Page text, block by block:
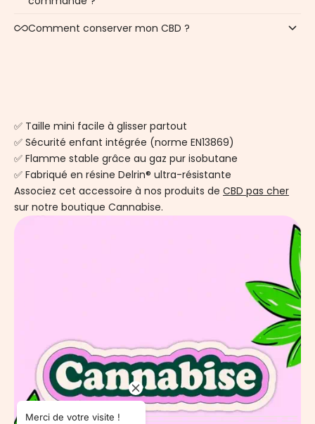
Comment conserver mon CBD ?
✅ Taille mini facile à glisser partout
✅ Sécurité enfant intégrée (norme EN13869)
✅ Flamme stable grâce au gaz pur isobutane
✅ Fabriqué en résine Delrin® ultra-résistante
Associez cet accessoire à nos produits de CBD pas cher
sur notre boutique Cannabise.
Merci de votre visite !